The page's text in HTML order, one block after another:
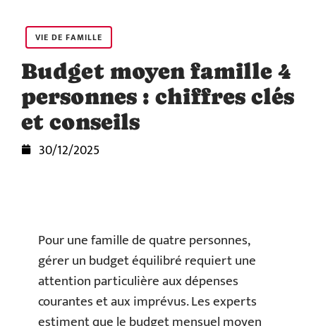
VIE DE FAMILLE
Budget moyen famille 4
personnes : chiffres clés
et conseils
30/12/2025
Pour une famille de quatre personnes,
gérer un budget équilibré requiert une
attention particulière aux dépenses
courantes et aux imprévus. Les experts